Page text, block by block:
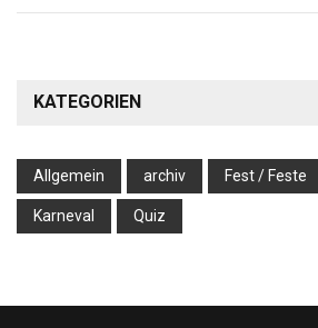
KATEGORIEN
Allgemein archiv Fest / Feste
Karneval Quiz